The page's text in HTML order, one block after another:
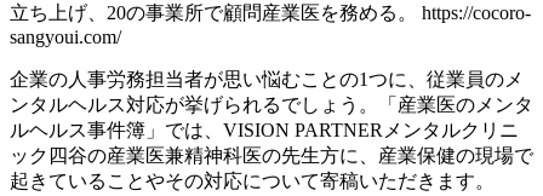
立ち上げ、20の事業所で顧問産業医を務める。 https://cocoro-
sangyoui.com/
企業の人事労務担当者が思い悩むことの1つに、従業員のメ
ンタルヘルス対応が挙げられるでしょう。「産業医のメンタ
ルヘルス事件簿」では、VISION PARTNERメンタルクリニ
ック四谷の産業医兼精神科医の先生方に、産業保健の現場で
起きていることやその対応について寄稿いただきます。